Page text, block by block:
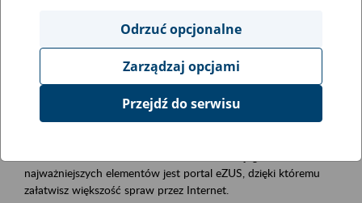
obsługa klientów
Event description
Platforma Usług Elektronicznych ZUS eZUS
najważniejszych elementów jest portal eZUS, dzięki któremu
załatwisz większość spraw przez Internet.
Odrzuć opcjonalne
Zarządzaj opcjami
Przejdź do serwisu